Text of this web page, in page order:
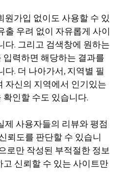
원가입 없이도 사용할 수 있
출 우려 없이 자유롭게 사이
다. 그리고 검색창에 원하는
력하면 해당하는 결과를
. 더 나아가서, 지역별 필
자신의 지역에서 인기있는
인할 수도 있습니다.
제 사용자들의 리뷰와 평점
뢰도를 판단할 수 있습니
로만 작성된 부적절한 정보
신뢰할 수 있는 사이트만